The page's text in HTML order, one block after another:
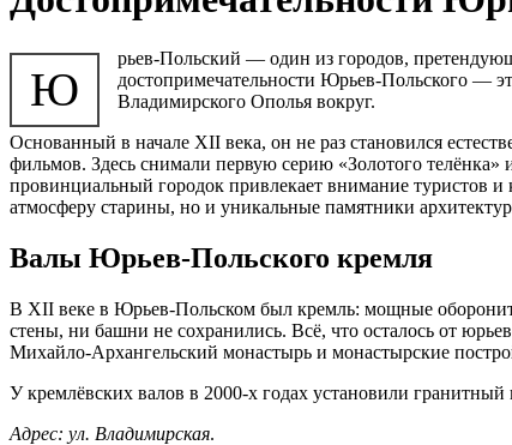
Ю
рьев-Польский — один из городов,
достопримечательности Юрьев-Польского —
Владимирского Ополья вокруг.
Основанный в начале XII века, он не раз становился
фильмов. Здесь снимали первую серию «Золотого
провинциальный городок привлекает внимание туристов
атмосферу старины, но и уникальные памятники
Валы Юрьев-Польского кремля
В XII веке в Юрьев-Польском был кремль: мощные
стены, ни башни не сохранились. Всё, что осталось от
Михайло-Архангельский монастырь и монастырские
У кремлёвских валов в 2000-х годах установили
Адрес: ул. Владимирская.